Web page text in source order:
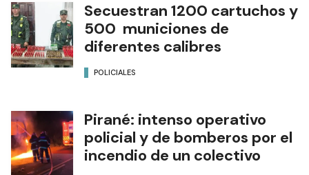
Secuestran 1200 cartuchos y
500 municiones de
diferentes calibres
POLICIALES
Pirané: intenso operativo
policial y de bomberos por el
incendio de un colectivo